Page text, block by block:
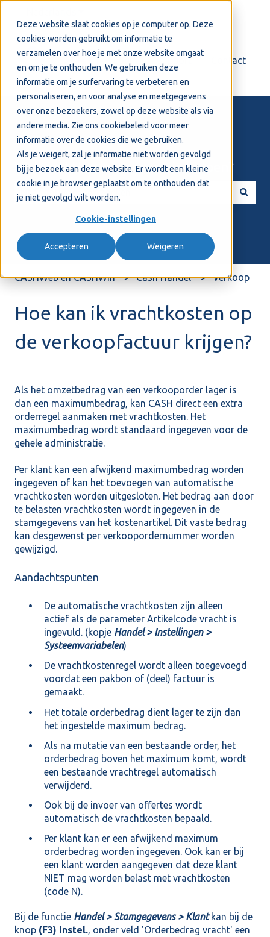
Deze website slaat cookies op je computer op. Deze
cookies worden gebruikt om informatie te
verzamelen over hoe je met onze website omgaat
en om je te onthouden. We gebruiken deze
informatie om je surfervaring te verbeteren en
personaliseren, en voor analyse en meetgegevens
over onze bezoekers, zowel op deze website als via
andere media. Zie ons cookiebeleid voor meer
informatie over de cookies die we gebruiken.
Als je weigert, zal je informatie niet worden gevolgd
bij je bezoek aan deze website. Er wordt een kleine
cookie in je browser geplaatst om te onthouden dat
je niet gevolgd wilt worden.
Cookie-instellingen
Accepteren Weigeren
Support Contact
Welkom! Hoe kunnen we je helpen?
CASHWeb en CASHWin Cash Handel Verkoop
Hoe kan ik vrachtkosten op
de verkoopfactuur krijgen?
Als het omzetbedrag van een verkooporder lager is
dan een maximumbedrag, kan CASH direct een extra
orderregel aanmaken met vrachtkosten. Het
maximumbedrag wordt standaard ingegeven voor de
gehele administratie.
Per klant kan een afwijkend maximumbedrag worden
ingegeven of kan het toevoegen van automatische
vrachtkosten worden uitgesloten. Het bedrag aan door
te belasten vrachtkosten wordt ingegeven in de
stamgegevens van het kostenartikel. Dit vaste bedrag
kan desgewenst per verkoopordernummer worden
gewijzigd.
Aandachtspunten
De automatische vrachtkosten zijn alleen
actief als de parameter Artikelcode vracht is
ingevuld. (kopje Handel > Instellingen >
Systeemvariabelen)
De vrachtkostenregel wordt alleen toegevoegd
voordat een pakbon of (deel) factuur is
gemaakt.
Het totale orderbedrag dient lager te zijn dan
het ingestelde maximum bedrag.
Als na mutatie van een bestaande order, het
orderbedrag boven het maximum komt, wordt
een bestaande vrachtregel automatisch
verwijderd.
Ook bij de invoer van offertes wordt
automatisch de vrachtkosten bepaald.
Per klant kan er een afwijkend maximum
orderbedrag worden ingegeven. Ook kan er bij
een klant worden aangegeven dat deze klant
NIET mag worden belast met vrachtkosten
(code N).
Bij de functie Handel > Stamgegevens > Klantkan bij de
knop (F3) Instel., onder veld 'Orderbedrag vracht' een